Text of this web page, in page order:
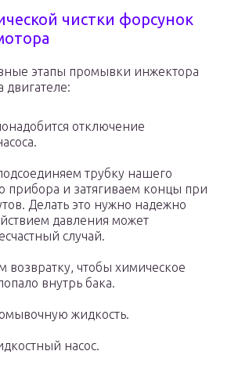
чистки форсунок
этапы промывки инжектора
двигателе:
отключение
трубку нашего
прибора и затягиваем концы при
Делать это нужно надежно
давления может
случай.
возвратку, чтобы химическое
внутрь бака.
жидкость.
насос.